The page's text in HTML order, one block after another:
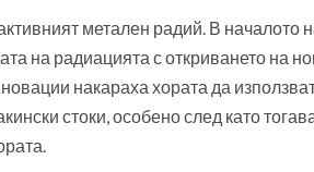
метален радий. В началото
на радиацията с откриването на
накараха хората да
стоки, особено след като